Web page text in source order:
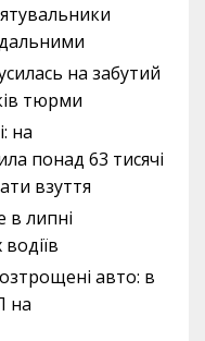
на забутий
тюрми
на
понад 63 тисячі
взуття
в липні
авто: в
на